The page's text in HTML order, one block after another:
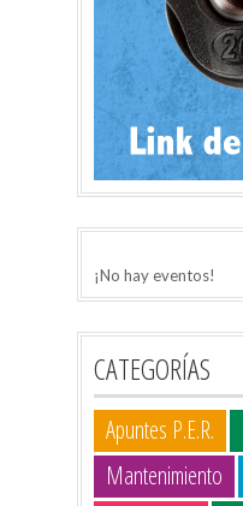
¡No hay eventos!
CATEGORÍAS
Apuntes P.E.R.
Mantenimiento